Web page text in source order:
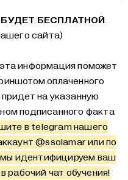
БЕСПЛАТНОЙ
сайта)
информация поможет
оплаченного
на указанную
подписанного факта
в telegram нашего
@ssolamarили по
идентифицируем ваш
рабочий чат обучения!